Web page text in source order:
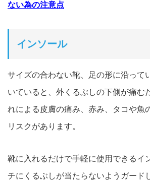
ない為の注意点
インソール
サイズの合わない靴、足の形に沿って
いている と、外くるぶしの下側が痛む
れによる皮膚の痛み、赤み、タコや魚
リスクがあり ます。
靴に入れるだけで手軽に使用できるイ
チにくるぶしが当たらないようガード